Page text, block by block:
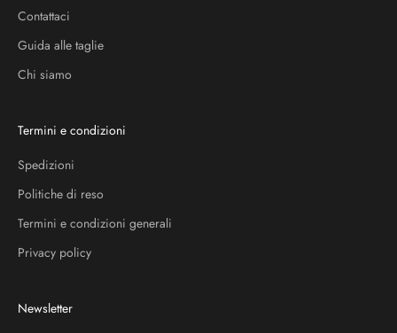
Contattaci
Guida alle taglie
Chi siamo
Termini e condizioni
Spedizioni
Politiche di reso
Termini e condizioni generali
Privacy policy
Newsletter